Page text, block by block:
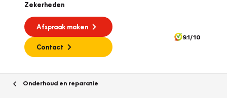
Zekerheden
Afspraak maken
Contact
9.1/10
Onderhoud en reparatie